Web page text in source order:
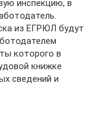
инспекцию, в
из ЕГРЮЛ будут
которого в
книжке
сведений и